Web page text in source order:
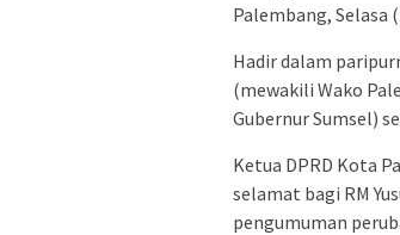
Palembang, Selasa
Hadir dalam
(mewakili Wako
Gubernur Sumsel)
Ketua DPRD Kota
selamat bagi RM
pengumuman